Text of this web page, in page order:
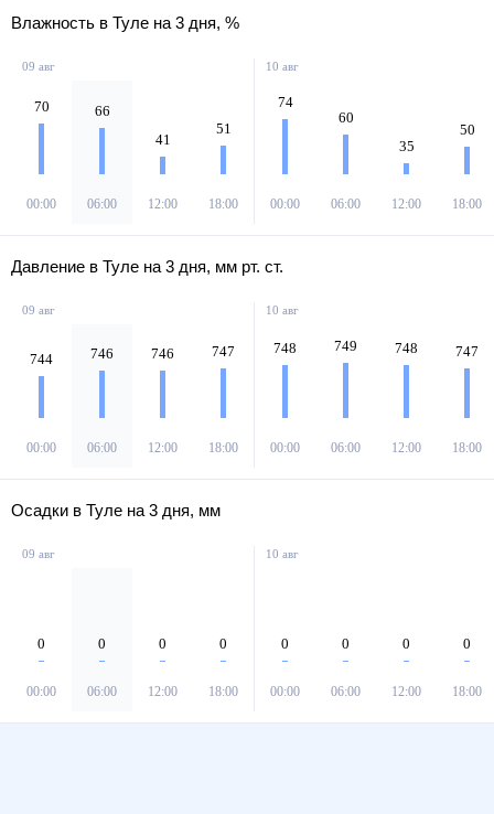
Влажность в Туле на 3 дня, %
09 авг
70
00:00
66
06:00
41
12:00
51
18:00
10 авг
74
00:00
60
06:00
35
12:00
50
18:00
Давление в Туле на 3 дня, мм рт. ст.
09 авг
744
00:00
746
06:00
746
12:00
747
18:00
10 авг
748
00:00
749
06:00
748
12:00
747
18:00
Осадки в Туле на 3 дня, мм
09 авг
0
00:00
0
06:00
0
12:00
0
18:00
10 авг
0
00:00
0
06:00
0
12:00
0
18:00